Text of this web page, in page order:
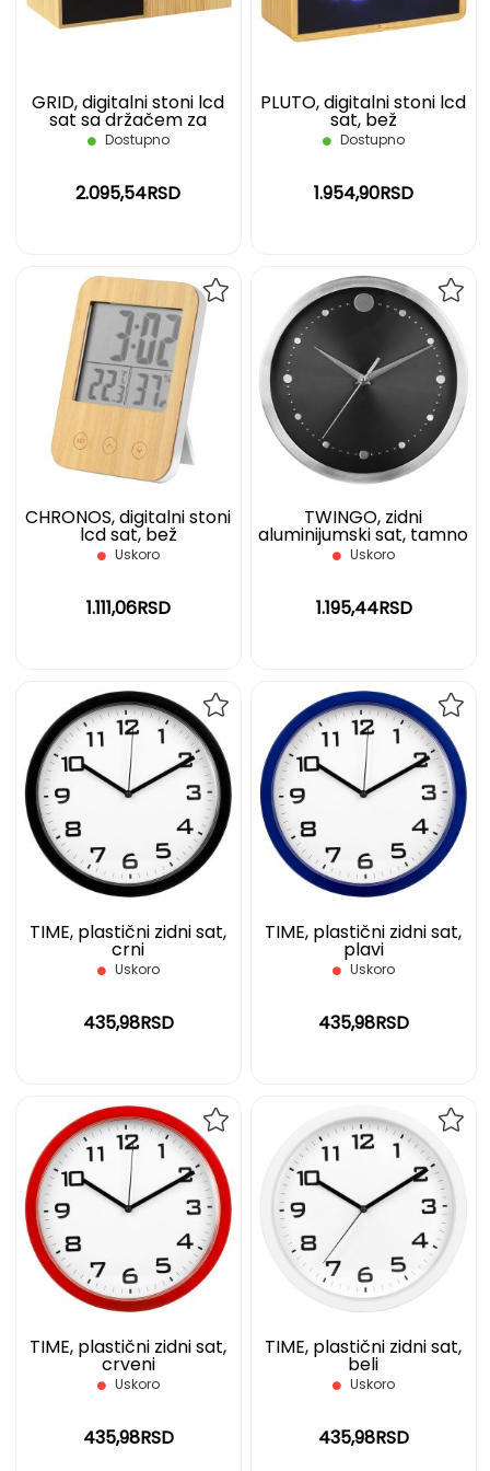
GRID, digitalni stoni lcd
sat sa držačem za
olovke, bež
Dostupno
2.095,54RSD
PLUTO, digitalni stoni lcd
sat, bež
Dostupno
1.954,90RSD
CHRONOS, digitalni stoni
lcd sat, bež
Uskoro
1.111,06RSD
TWINGO, zidni
aluminijumski sat, tamno
metalni
Uskoro
1.195,44RSD
NA
TIME, plastični zidni sat,
crni
Uskoro
435,98RSD
DODAJ
NA
LISTU
ŽELJA
TIME, plastični zidni sat,
plavi
Uskoro
435,98RSD
NA
TIME, plastični zidni sat,
crveni
Uskoro
435,98RSD
DODAJ
NA
LISTU
ŽELJA
TIME, plastični zidni sat,
beli
Uskoro
435,98RSD
NA